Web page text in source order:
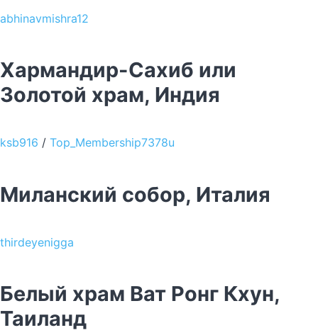
abhinavmishra12
Хармандир-Сахиб или
Золотой храм, Индия
ksb916 / Top_Membership7378u
Миланский собор, Италия
thirdeyenigga
Белый храм Ват Ронг Кхун,
Таиланд